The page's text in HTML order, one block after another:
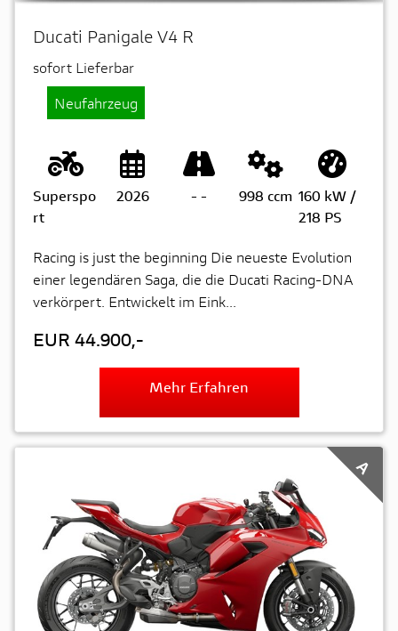
Ducati Panigale V4 R
sofort Lieferbar
Neufahrzeug
Superspo
rt
2026 - - 998 ccm 160 kW /
218 PS
Racing is just the beginning Die neueste Evolution
einer legendären Saga, die die Ducati Racing-DNA
verkörpert. Entwickelt im Eink...
EUR 44.900,-
Mehr Erfahren
A